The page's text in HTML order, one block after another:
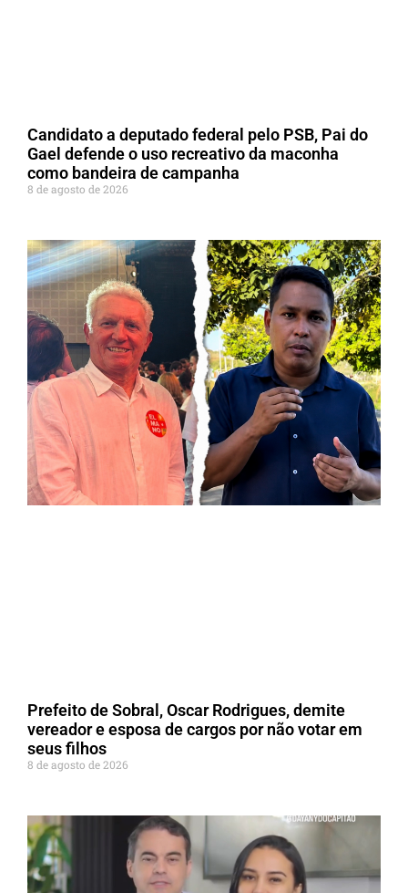
Candidato a deputado federal pelo PSB, Pai do
Gael defende o uso recreativo da maconha
como bandeira de campanha
8 de agosto de 2026
Prefeito de Sobral, Oscar Rodrigues, demite
vereador e esposa de cargos por não votar em
seus filhos
8 de agosto de 2026